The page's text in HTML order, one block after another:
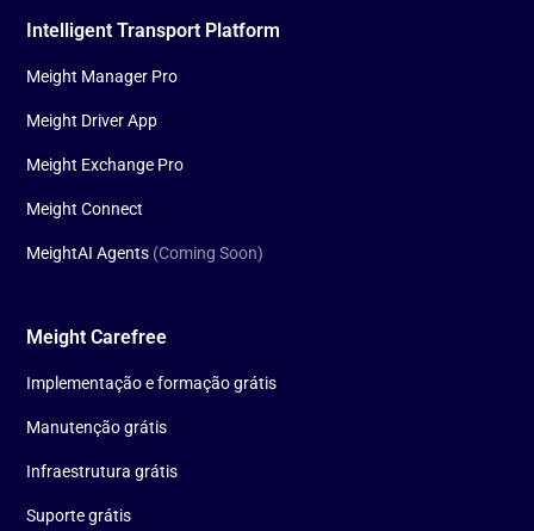
Intelligent Transport Platform
Meight Manager Pro
Meight Driver App
Meight Exchange Pro
Meight Connect
MeightAI Agents (Coming Soon)
Meight Carefree
Implementação e formação grátis
Manutenção grátis
Infraestrutura grátis
Suporte grátis